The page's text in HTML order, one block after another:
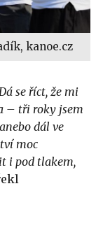
kanoe.cz
Dá se říct, že mi
– tři roky jsem
dál ve
moc
i pod tlakem,